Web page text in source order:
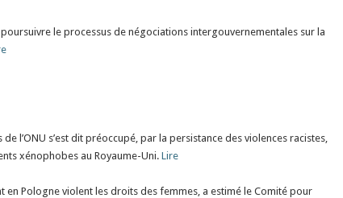
poursuivre le processus de négociations intergouvernementales sur la
l’ONU s’est dit préoccupé, par la persistance des violences racistes,
xénophobes au Royaume-Uni. Lire
en Pologne violent les droits des femmes, a estimé le Comité pour